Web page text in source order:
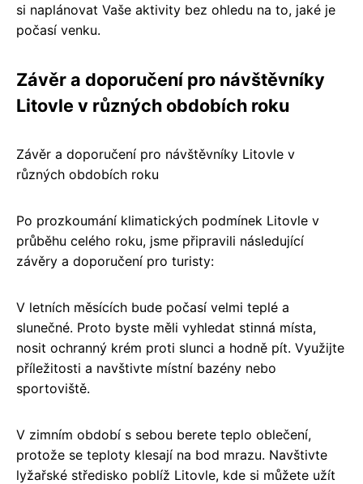
si naplánovat Vaše aktivity bez ohledu na to, jaké je
počasí venku.
Závěr a doporučení pro návštěvníky
Litovle v různých obdobích roku
Závěr a doporučení pro návštěvníky Litovle v
různých obdobích roku
Po prozkoumání klimatických podmínek Litovle v
průběhu celého roku, jsme připravili následující
závěry a doporučení pro turisty:
V letních měsících bude počasí velmi teplé a
slunečné. Proto byste měli vyhledat stinná místa,
nosit ochranný krém proti slunci a hodně pít. Využijte
příležitosti a navštivte místní bazény nebo
sportoviště.
V zimním období s sebou berete teplo oblečení,
protože se teploty klesají na bod mrazu. Navštivte
lyžařské středisko poblíž Litovle, kde si můžete užít